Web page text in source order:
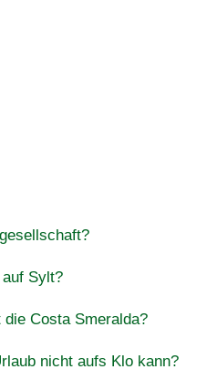
Sylt?
Costa Smeralda?
nicht aufs Klo kann?